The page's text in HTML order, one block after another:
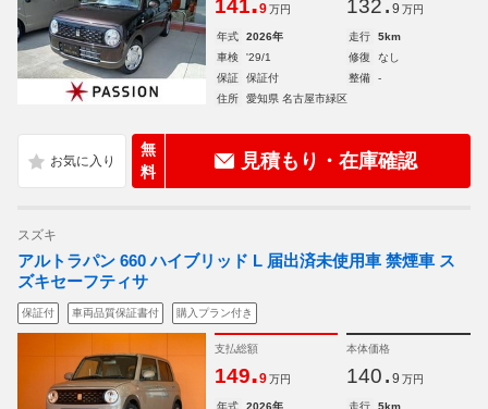
141 9 万円 132 9 万円
年式 2026年 走行
5km
車検
'29/1 修復
なし
保証
保証付 整備
-
住所
愛知県 名古屋市緑区
無
料
見積もり・在庫確認
スズキ
アルトラパン 660 ハイブリッド L 届出済未使用車 禁煙車 ス
ズキセーフティサ
保証付 車両品質保証書付 購入プラン付き
支払総額
149.9 万円
本体価格
140. 9 万円
年式 2026年 走行
5km